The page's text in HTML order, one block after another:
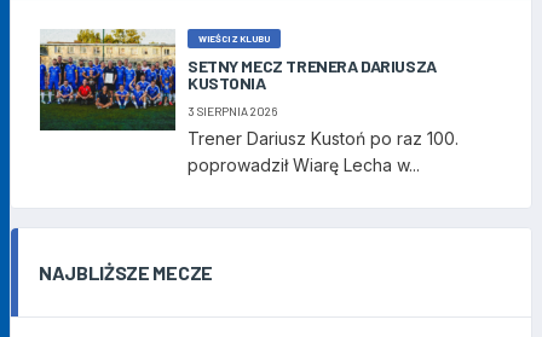
WIEŚCI Z KLUBU
SETNY MECZ TRENERA DARIUSZA
KUSTONIA
3 SIERPNIA 2026
Trener Dariusz Kustoń po raz 100.
poprowadził Wiarę Lecha w...
NAJBLIŻSZE MECZE